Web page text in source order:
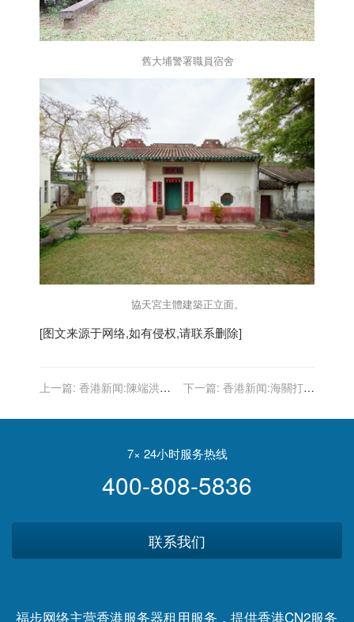
舊大埔警署職員宿舍
協天宮主體建築正立面。
[图文来源于网络,如有侵权,请联系删除]
上一篇: 香港新闻:陳端洪：
備多維度治理能力
下一篇: 香港新闻:海關打擊
7名女子
7× 24小时服务热线
400-808-5836
联系我们
福步网络主营香港服务器租用服务，提供香港CN2服务